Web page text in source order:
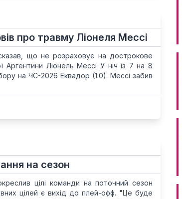
про травму Ліонеля Мессі
що не розраховує на дострокове
Аргентини Ліонель Мессі У ніч із 7 на 8
на ЧС-2026 Еквадор (1:0). Мессі забив
на сезон
цілі команди на поточний сезон
цілей є вихід до плей-офф. "Це буде